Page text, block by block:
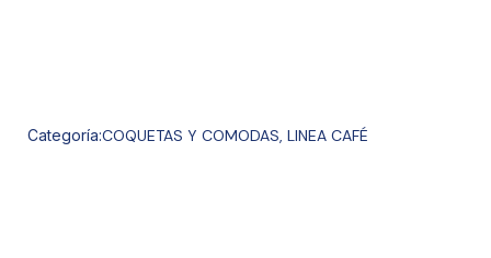
Categoría:COQUETAS Y COMODAS, LINEA CAFÉ